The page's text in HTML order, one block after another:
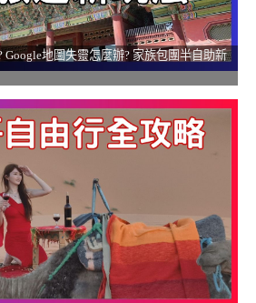
地圖失靈怎麼辦? 家族包團半自助新